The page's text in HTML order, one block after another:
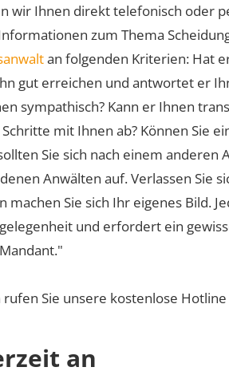
wir Ihnen direkt telefonisch oder
zum Thema
an folgenden Kriterien: Hat
gut erreichen und antwortet er
sympathisch? Kann er Ihnen
mit Ihnen ab? Können Sie
Sie sich nach einem anderen
Anwälten auf. Verlassen Sie
Sie sich Ihr eigenes Bild.
und erfordert ein
Sie unsere kostenlose Hotline
an